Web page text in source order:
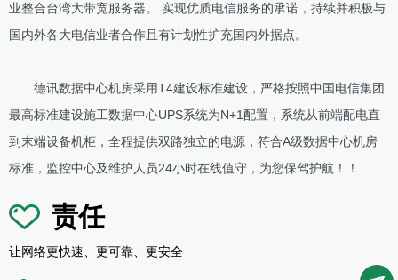
业整合台湾大带宽服务器。 实现优质电信服务的承诺，持续并积极与
国内外各大电信业者合作且有计划性扩充国内外据点。
德讯数据中心机房采用T4建设标准建设，严格按照中国电信集团
最高标准建设施工数据中心UPS系统为N+1配置，系统从前端配电直
到末端设备机柜，全程提供双路独立的电源，符合A级数据中心机房
标准，监控中心及维护人员24小时在线值守，为您保驾护航！！
责任
让网络更快速、更可靠、更安全